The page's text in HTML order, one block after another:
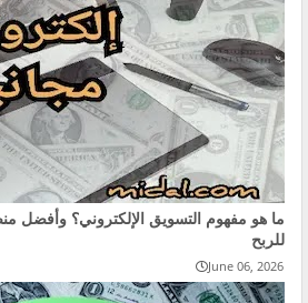
ما هو مفهوم التسويق الإلكتروني؟ وأفضل
للربح
June 06, 2026